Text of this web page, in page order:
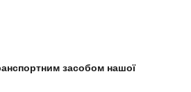
засобом нашої